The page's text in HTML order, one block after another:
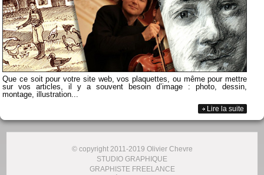
Que ce soit pour votre site web, vos plaquettes, ou même pour mettre
sur vos articles, il y a souvent besoin d’image : photo, dessin,
montage, illustration...
Lire la suite
© copyright 2011-2019 Olivier Chevre
STUDIO GRAPHIQUE
GRAPHISTE FREELANCE